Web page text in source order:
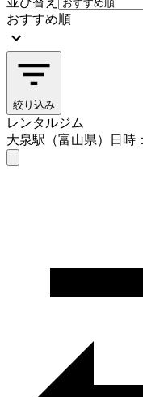
おすすめ順
絞り込み
レンタルジム
大泉駅（富山県）
日時